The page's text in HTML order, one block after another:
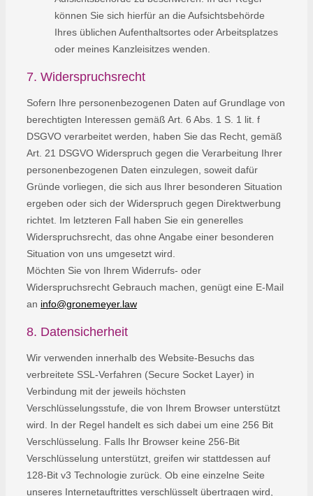
können Sie sich hierfür an die Aufsichtsbehörde
Ihres üblichen Aufenthaltsortes oder Arbeitsplatzes
oder meines Kanzleisitzes wenden.
7. Widerspruchsrecht
Sofern Ihre personenbezogenen Daten auf Grundlage von
berechtigten Interessen gemäß Art. 6 Abs. 1 S. 1 lit. f
DSGVO verarbeitet werden, haben Sie das Recht, gemäß
Art. 21 DSGVO Widerspruch gegen die Verarbeitung Ihrer
personenbezogenen Daten einzulegen, soweit dafür
Gründe vorliegen, die sich aus Ihrer besonderen Situation
ergeben oder sich der Widerspruch gegen Direktwerbung
richtet. Im letzteren Fall haben Sie ein generelles
Widerspruchsrecht, das ohne Angabe einer besonderen
Situation von uns umgesetzt wird.
Möchten Sie von Ihrem Widerrufs- oder
Widerspruchsrecht Gebrauch machen, genügt eine E-Mail
an info@gronemeyer.law
8. Datensicherheit
Wir verwenden innerhalb des Website-Besuchs das
verbreitete SSL-Verfahren (Secure Socket Layer) in
Verbindung mit der jeweils höchsten
Verschlüsselungsstufe, die von Ihrem Browser unterstützt
wird. In der Regel handelt es sich dabei um eine 256 Bit
Verschlüsselung. Falls Ihr Browser keine 256-Bit
Verschlüsselung unterstützt, greifen wir stattdessen auf
128-Bit v3 Technologie zurück. Ob eine einzelne Seite
unseres Internetauftrittes verschlüsselt übertragen wird,